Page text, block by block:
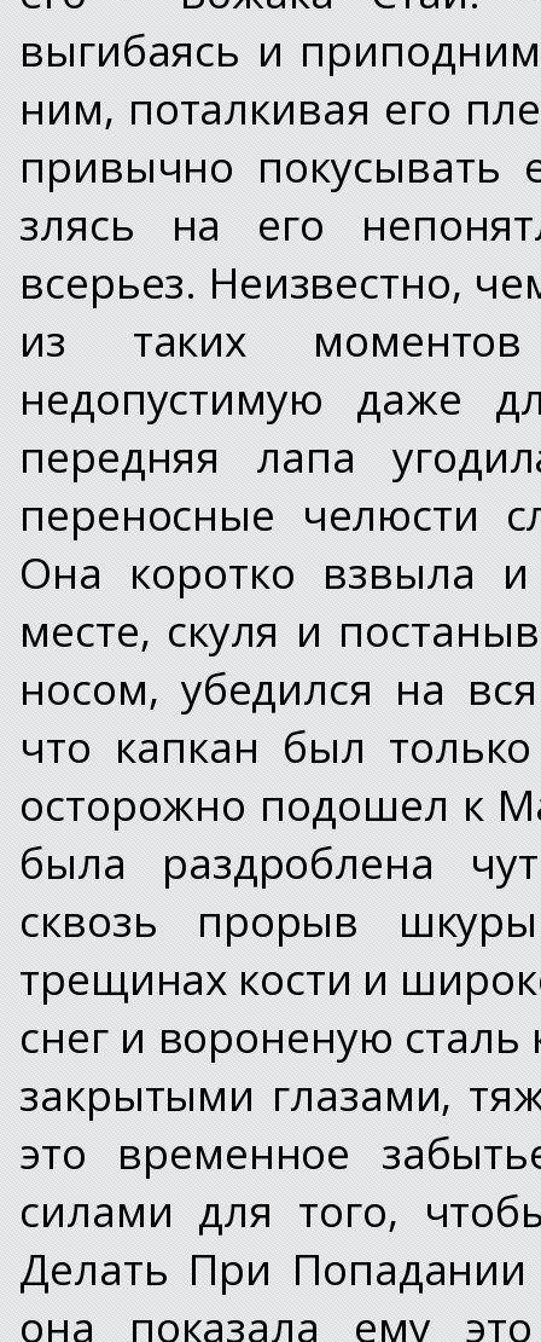
выгибаясь и
ним, поталкивая его
привычно покусывать
злясь на его
всерьез. Неизвестно,
из таких
недопустимую даже
передняя лапа
переносные челюсти
Она коротко взвыла
месте, скуля и
носом, убедился на
что капкан был
осторожно подошел к
была раздроблена
сквозь прорыв
трещинах кости и
снег и вороненую
закрытыми глазами,
это временное
силами для того,
Делать При
она показала ему